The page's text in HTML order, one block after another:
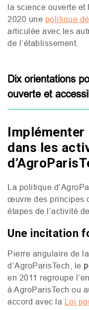
la science ouverte et
2020 une politique
articulée avec les
de l’établissement.
Dix orientations
ouverte et
dans les
La politique
œuvre des principes
étapes de l’activité
Une incitation
Pierre angulaire de
d’AgroParisTech, le
en 2011 regroupe
à AgroParisTech ou
accord avec la Loi